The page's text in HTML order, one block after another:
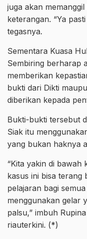
juga akan
keterangan. “Ya
tegasnya.
Sementara Kuasa
Sembiring berharap
memberikan
bukti dari Dikti
diberikan kepada
Bukti-bukti tersebut
Siak itu
yang bukan haknya
“Kita yakin di bawah
kasus ini bisa terang
pelajaran bagi
menggunakan gelar
palsu,” imbuh
riauterkini. (*)